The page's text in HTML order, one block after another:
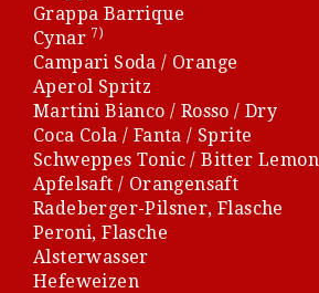
Grappa Barrique
Cynar 7)
Campari Soda / Orange
Aperol Spritz
Martini Bianco / Rosso / Dry
Coca Cola / Fanta / Sprite
Schweppes Tonic / Bitter Lemon
Apfelsaft / Orangensaft
Radeberger-Pilsner, Flasche
Peroni, Flasche
Alsterwasser
Hefeweizen